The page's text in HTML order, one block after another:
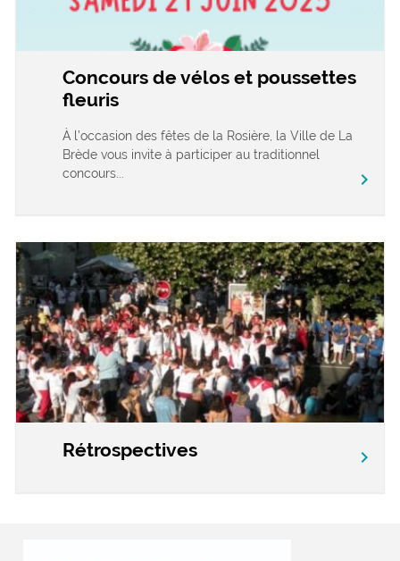
Concours de vélos et poussettes
fleuris
À l’occasion des fêtes de la Rosière, la Ville de La
Brède vous invite à participer au traditionnel
concours...
chevron_right
Rétrospectives chevron_right